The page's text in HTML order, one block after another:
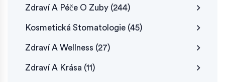
Zdraví A Péče O Zuby (244)
Kosmetická Stomatologie (45)
Zdraví A Wellness (27)
Zdraví A Krása (11)